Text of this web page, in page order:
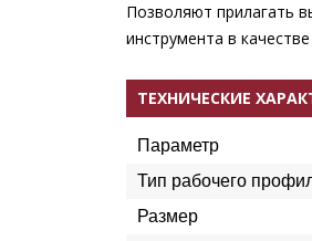
Позволяют прилагать
инструмента в
ТЕХНИЧЕСКИЕ
Параметр
Тип рабочего
Размер